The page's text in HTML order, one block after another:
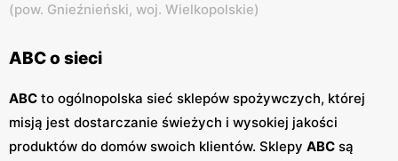
(pow. Gnieźnieński, woj. Wielkopolskie)
ABC o sieci
ABC to ogólnopolska sieć sklepów spożywczych, której
misją jest dostarczanie świeżych i wysokiej jakości
produktów do domów swoich klientów. Sklepy ABC są